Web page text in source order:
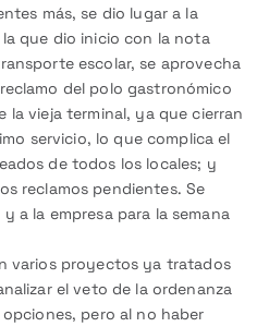
más, se dio lugar a la
que dio inicio con la nota
escolar, se aprovecha
del polo gastronómico
la vieja terminal, ya que cierran
servicio, lo que complica el
de todos los locales; y
reclamos pendientes. Se
a la empresa para la semana
varios proyectos ya tratados
el veto de la ordenanza
pero al no haber